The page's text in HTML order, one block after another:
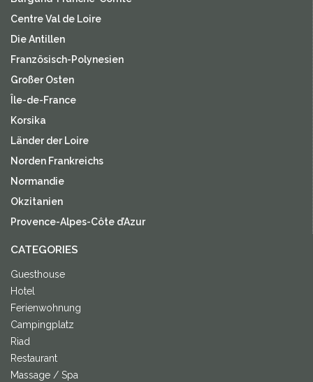
Centre Val de Loire
Die Antillen
Französisch-Polynesien
Großer Osten
Île-de-France
Korsika
Länder der Loire
Norden Frankreichs
Normandie
Okzitanien
Provence-Alpes-Côte d’Azur
CATEGORIES
Guesthouse
Hotel
Ferienwohnung
Campingplatz
Riad
Restaurant
Massage / Spa